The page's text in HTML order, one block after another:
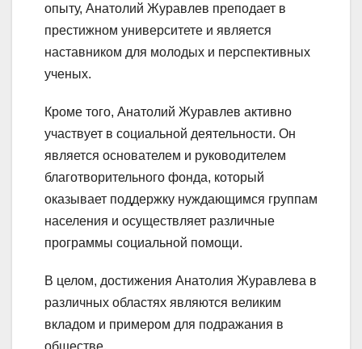
опыту, Анатолий Журавлев преподает в
престижном университете и является
наставником для молодых и перспективных
ученых.
Кроме того, Анатолий Журавлев активно
участвует в социальной деятельности. Он
является основателем и руководителем
благотворительного фонда, который
оказывает поддержку нуждающимся группам
населения и осуществляет различные
программы социальной помощи.
В целом, достижения Анатолия Журавлева в
различных областях являются великим
вкладом и примером для подражания в
обществе.